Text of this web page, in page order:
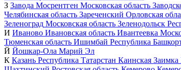
З Завода Мосрентген Московская область
Челябинская область Зареченский Орловская
Зеленоград Московская область Зеленодольск
И Иваново Ивановская область Ивантеевка
Тюменская область Ишимбай Республика
Й Йошкар-Ола Марий Эл
К Казань Республика Татарстан Каинская Заимка